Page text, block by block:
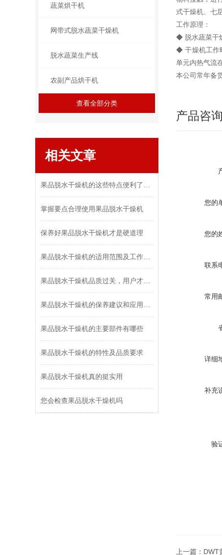
蔬菜烘干机
网带式脱水蔬菜干燥机
脱水蔬菜生产线
农副产品烘干机
查看全部分类
相关文章
掌握要点合理使用果品脱水干燥机
保养好果品脱水干燥机才是硬道理
果品脱水干燥机的主要部件有哪些
果品脱水干燥机的特性及品质要求
果品脱水干燥机真的挺实用
您会检查果品脱水干燥机吗
式干燥机、七
工作原理：
◆ 脱水蔬菜干
◆ 干燥机工作
单元内热气流
本公司常年备
产品咨询
您的
您的
联系
常用
详细
补充
验
上一篇： DWT